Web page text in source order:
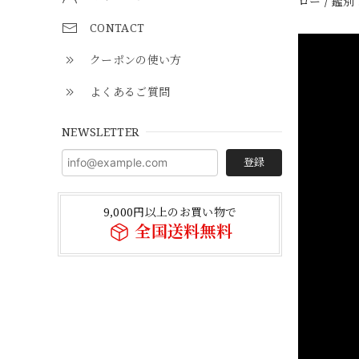
CONTACT
クーポンの使い方
よくあるご質問
NEWSLETTER
登録
9,000円以上のお買い物で
全国送料無料